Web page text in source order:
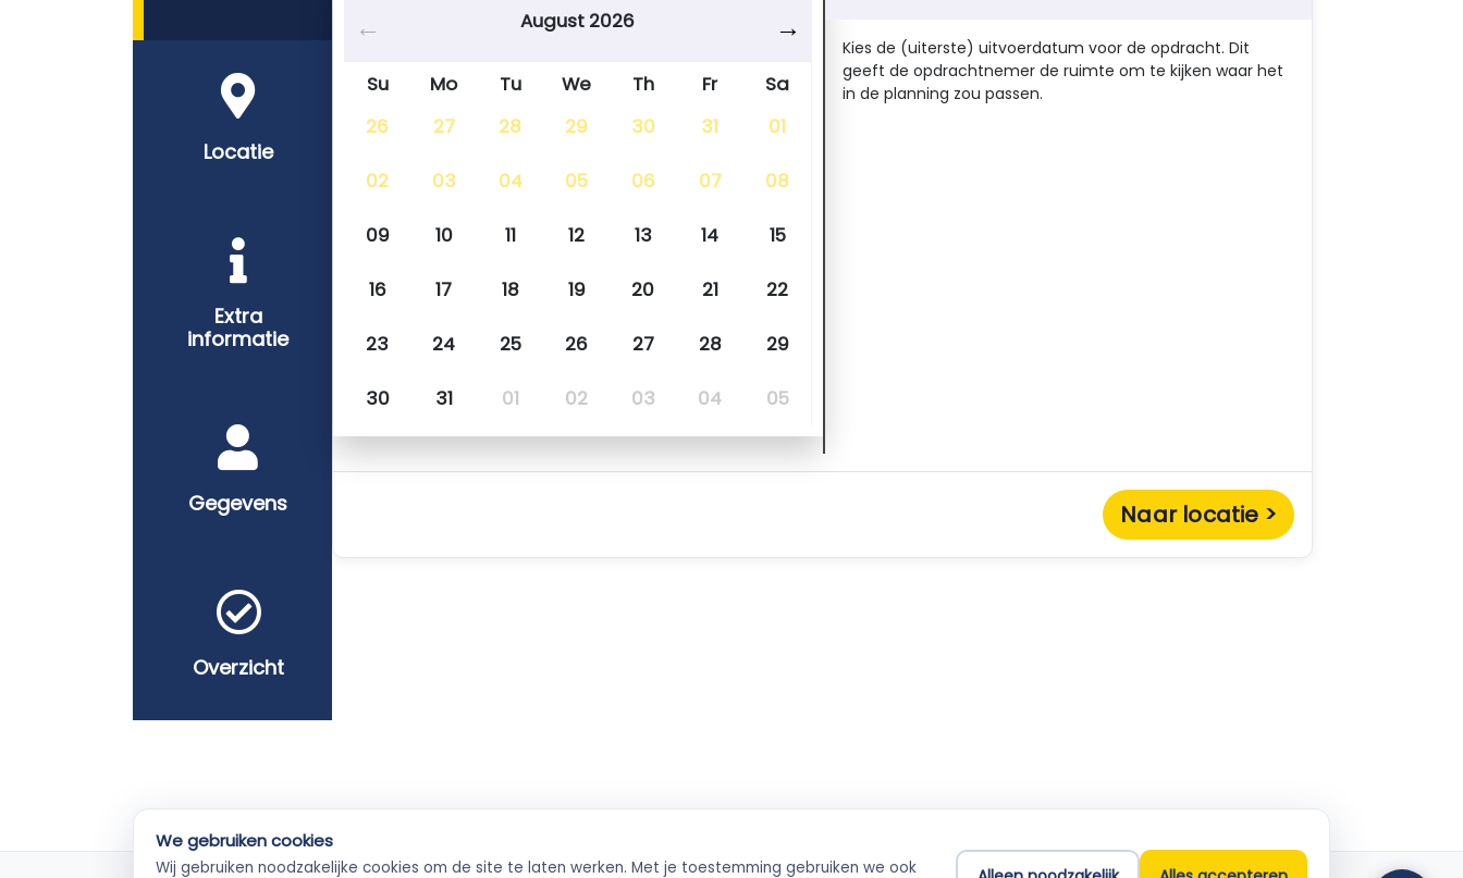
Locatie
Extra
informatie
Gegevens
Overzicht
August 2026
Su Mo Tu We Th Fr
Sa
26
27 28 29 30 31 01
02 03 04 05 06 07 08
09 10 11 12 13 14 15
16 17 18 19 20 21 22
23 24 25 26 27 28 29
30 31 01 02 03 04 05
Kies de (uiterste) uitvoerdatum voor de opdracht. Dit
geeft de opdrachtnemer de ruimte om te kijken waar het
in de planning zou passen.
Naar locatie >
We gebruiken cookies
Wij gebruiken noodzakelijke cookies om de site te laten werken. Met je toestemming gebruiken we ook